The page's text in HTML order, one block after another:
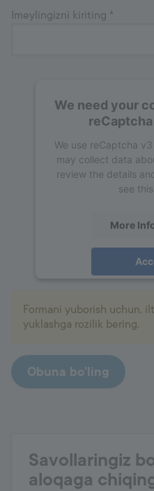
Imeylingizni kiriting *
We need your
We use reCaptcha
may collect data
review the details
see
More
Formani yuborish uchun,
yuklashga rozilik bering.
Obuna bo'ling
Savollaringiz
aloqaga